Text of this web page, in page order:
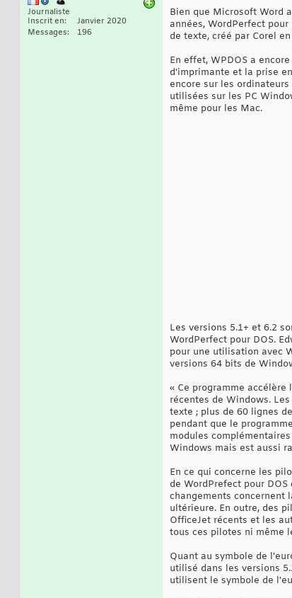
Journaliste
Inscrit en
Janvier 2020
Messages
196
Bien que Microsoft Word
années, WordPerfect
de texte, créé par Corel
En effet, WPDOS a
d'imprimante et la prise
encore sur les
utilisées sur les PC
même pour les Mac.
Les versions 5.1+ et 6.2
WordPerfect pour DOS.
pour une utilisation avec
versions 64 bits de
« Ce programme
récentes de Windows.
texte ; plus de 60 lignes
pendant que le
modules
Windows mais est aussi
En ce qui concerne les
de WordPrefect pour
changements concernent
ultérieure. En outre, des
OfficeJet récents et les
tous ces pilotes ni même
Quant au symbole de
utilisé dans les versions
utilisent le symbole de